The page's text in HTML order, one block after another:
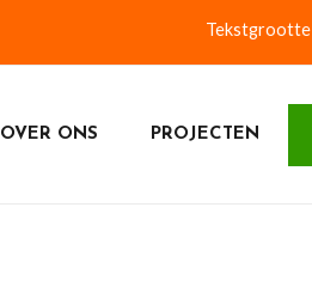
Tekstgrootte
OVER ONS PROJECTEN